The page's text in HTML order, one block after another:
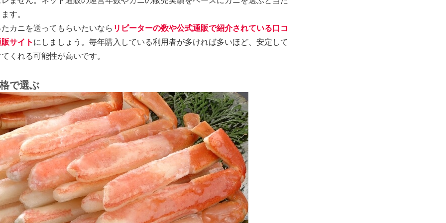
す。
カニを送ってもらいたいなら リピーターの数や公式通販で紹介されている口コ
サイト にしましょう。毎年購入している利用者が多ければ多いほど、安定して
くれる可能性が高いです。
で選ぶ